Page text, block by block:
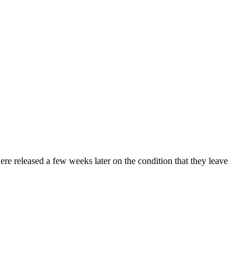
released a few weeks later on the condition that they leave